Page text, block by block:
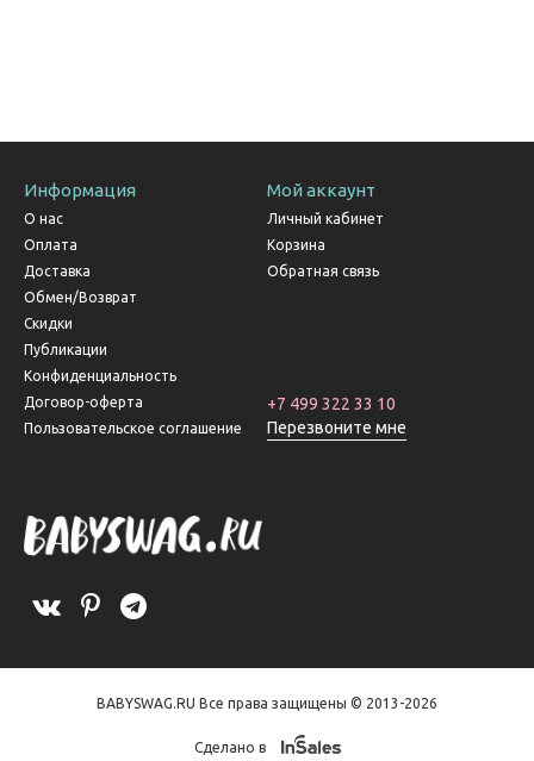
Информация
О нас
Оплата
Доставка
Обмен/Возврат
Скидки
Публикации
Конфиденциальность
Договор-оферта
Пользовательское соглашение
Мой аккаунт
Личный кабинет
Корзина
Обратная связь
+7 499 322 33 10
Перезвоните мне
BABYSWAG.RU Все права защищены © 2013-2026
Сделано в